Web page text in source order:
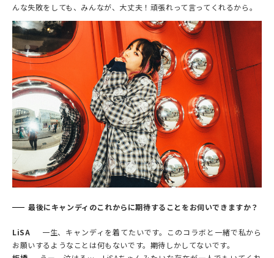
んな失敗をしても、みんなが、大丈夫！頑張れって言ってくれるから。
最後にキャンディのこれからに期待することをお伺いできますか？
LiSA
一生、キャンディを着てたいです。このコラボと一緒で私から
お願いするようなことは何もないです。期待しかしてないです。